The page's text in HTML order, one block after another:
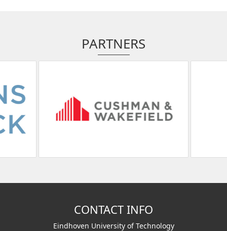
PARTNERS
CONTACT INFO
Eindhoven University of Technology